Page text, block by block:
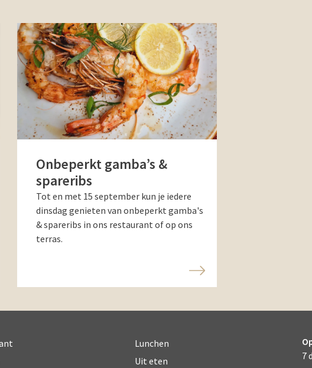
Onbeperkt gamba’s &
spareribs
Tot en met 15 september kun je iedere
dinsdag genieten van onbeperkt gamba's
& spareribs in ons restaurant of op ons
terras.
Lunchen
Uit eten
7